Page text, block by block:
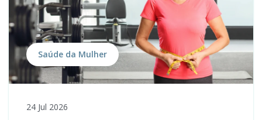
Saúde da Mulher
24 Jul 2026